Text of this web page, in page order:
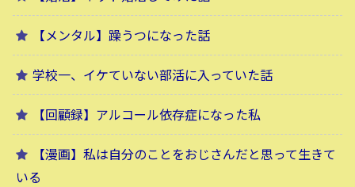
【メンタル】躁うつになった話
学校一、イケていない部活に入っていた話
【回顧録】アルコール依存症になった私
【漫画】私は自分のことをおじさんだと思って生きて
いる